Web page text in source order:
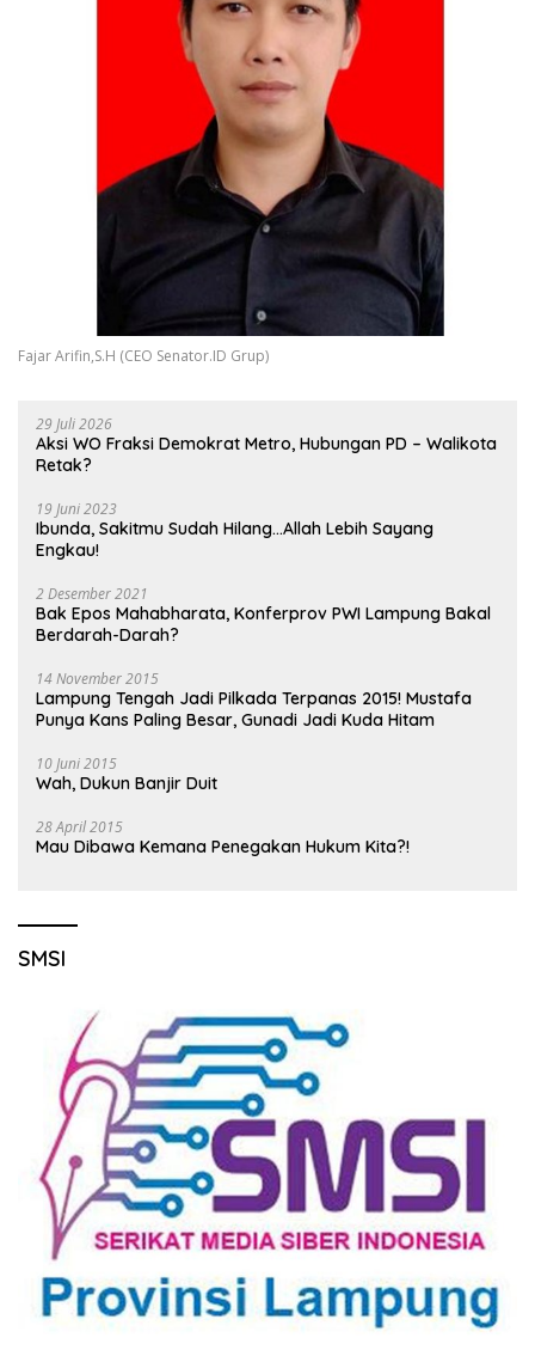
Fajar Arifin,S.H (CEO Senator.ID Grup)
29 Juli 2026
Aksi WO Fraksi Demokrat Metro, Hubungan PD – Walikota
Retak?
19 Juni 2023
Ibunda, Sakitmu Sudah Hilang…Allah Lebih Sayang
Engkau!
2 Desember 2021
Bak Epos Mahabharata, Konferprov PWI Lampung Bakal
Berdarah-Darah?
14 November 2015
Lampung Tengah Jadi Pilkada Terpanas 2015! Mustafa
Punya Kans Paling Besar, Gunadi Jadi Kuda Hitam
10 Juni 2015
Wah, Dukun Banjir Duit
28 April 2015
Mau Dibawa Kemana Penegakan Hukum Kita?!
SMSI